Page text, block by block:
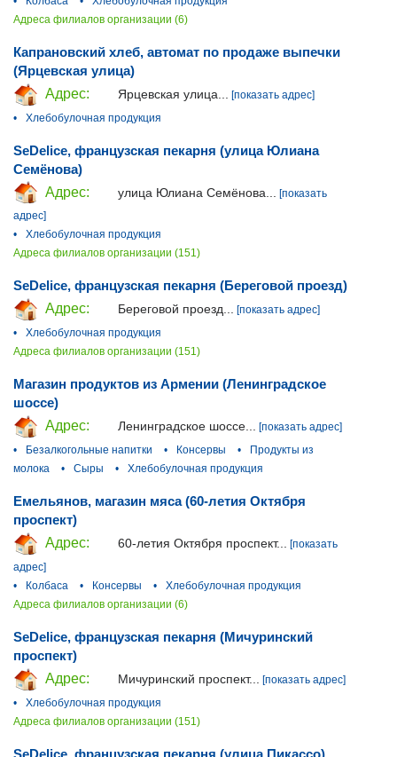
Адреса филиалов организации (6)
Капрановский хлеб, автомат по продаже выпечки
(Ярцевская улица)
Адрес:
Ярцевская улица...
[показать адрес]
•
Хлебобулочная продукция
SeDelice, французская пекарня (улица Юлиана
Семёнова)
Адрес:
улица Юлиана Семёнова...
[показать
адрес]
•
Хлебобулочная продукция
Адреса филиалов организации (151)
SeDelice, французская пекарня (Береговой проезд)
Адрес:
Береговой проезд... [показать адрес]
•
Хлебобулочная продукция
Адреса филиалов организации (151)
Магазин продуктов из Армении (Ленинградское
шоссе)
Адрес:
Ленинградское шоссе... [показать адрес]
•
Безалкогольные напитки • Консервы •
Продукты из
молока
• Сыры • Хлебобулочная продукция
Емельянов, магазин мяса (60-летия Октября
проспект)
Адрес:
60-летия Октября проспект...
[показать
адрес]
•
Колбаса • Консервы •
Хлебобулочная продукция
Адреса филиалов организации (6)
SeDelice, французская пекарня (Мичуринский
проспект)
Адрес:
Мичуринский проспект...
[показать адрес]
•
Хлебобулочная продукция
Адреса филиалов организации (151)
SeDelice, французская пекарня (улица Пикассо)